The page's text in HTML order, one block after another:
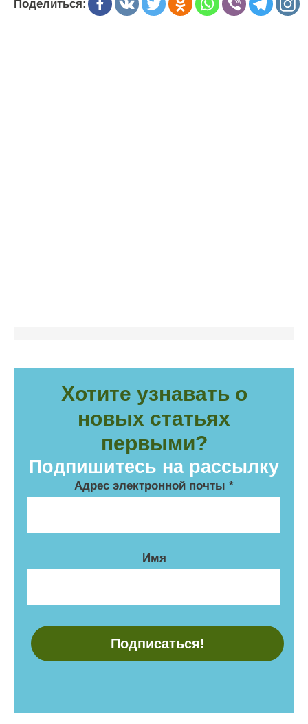
Поделиться:
Хотите узнавать о
новых статьях
первыми?
Подпишитесь на рассылку
Адрес электронной почты *
Имя